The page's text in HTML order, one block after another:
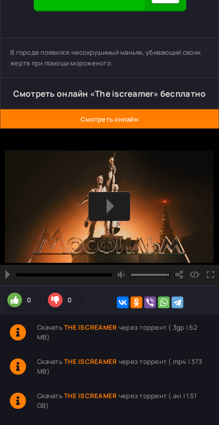
В городе появился несокрушимый маньяк, убивающий своих
жертв при помощи мороженого.
Смотреть онлайн «The iscreamer» бесплатно
Смотреть онлайн
0 0
СкачатьTHE ISCREAMER через торрент (.3gp | 62
MB)
СкачатьTHE ISCREAMER через торрент (.mp4 | 373
MB)
СкачатьTHE ISCREAMER через торрент (.avi | 1.51
GB)